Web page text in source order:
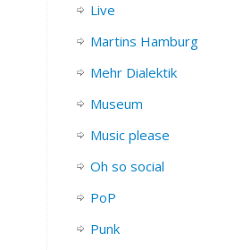
Live
Martins Hamburg
Mehr Dialektik
Museum
Music please
Oh so social
PoP
Punk